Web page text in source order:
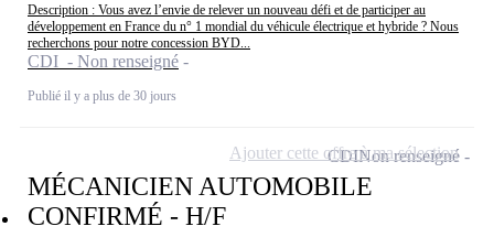
Description : Vous avez l’envie de relever un nouveau défi et de participer au
développement en France du n° 1 mondial du véhicule électrique et hybride ? Nous
recherchons pour notre concession BYD...
CDI - Non renseigné
Publié il y a plus de 30 jours
MÉCANICIEN AUTOMOBILE
CONFIRMÉ - H/F
CDINon renseigné
Ajouter cette offre à ma sélection